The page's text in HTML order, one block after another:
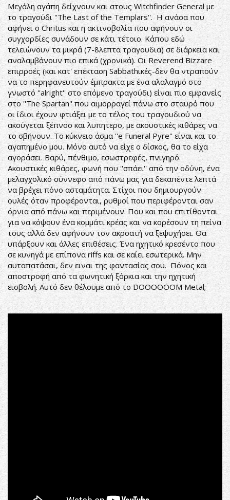
Μεγάλη αγάπη δείχνουν και στους Witchfinder General με
το τραγούδι ''The Last of the Templars''. Η ανάσα που
αφήνει ο Chritus και η ακτινοβολία που αφήνουν οι
συγχορδίες συνάδουν σε κάτι τέτοιο. Κάπου εδώ
τελειώνουν τα μικρά (7-8λεπτα τραγουδια) σε διάρκεια και
αναλαμβάνουν πιο επικά (χρονικά). Οι Reverend Bizzare
επιρροές (και κατ' επέκταση Sabbathικές-δεν θα ντραπούν
να το περηφανευτούν έμπρακτα με ένα αλαλαγμό στο
γνωστό ''alright'' στο επόμενο τραγούδι) είναι πιο εμφανείς
στο ''The Spartan'' που αιμορραγεί πάνω στο σταυρό που
οι ίδιοι έχουν φτιάξει με το τέλος του τραγουδιού να
ακούγεται ξέπνοο και λυπητερο, με ακουστικές κιθάρες να
το σβήνουν. Το κύκνειο άσμα ''e Funeral Pyre'' είναι και το
αγαπημένο μου. Μόνο αυτό να είχε ο δίσκος, θα το είχα
αγοράσει. Βαρύ, πένθιμο, εσωστρεφές, πνιγηρό.
Ακουστικές κιθάρες, φωνή που ''σπάει'' από την οδύνη, ένα
μελαγχολικό σύννεφο από πάνω μας για δεκαπέντε λεπτά
να βρέχει πόνο ασταμάτητα. Στίχοι που δημιουργούν
ουλές όταν προφέρονται, ρυθμοί που περιφέρονται σαν
όρνια από πάνω και περιμένουν. Που και που επιτίθονται
για να κόψουν ένα κομμάτι κρέας και να κορέσουν τη πείνα
τους αλλά δεν αφήνουν τον ακροατή να ξεψυχήσει. Θα
υπάρξουν και άλλες επιθέσεις. Ένα ηχητικό κρεσέντο που
σε κυνηγά με επίπονα riffs και σε καίει εσωτερικά. Μην
αυταπατάσαι, δεν ειναι της φαντασίας σου. Πόνος και
αποστροφή από τα φωνητική ξόρκια και την ηχητική
εισβολή. Αυτό δεν θέλουμε από το DOOOOOOM Metal;